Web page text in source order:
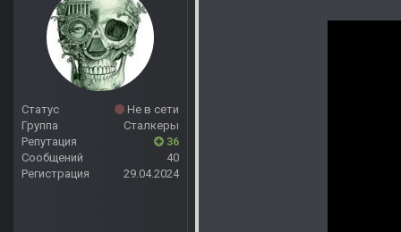
Статус
Не в сети
Группа
Сталкеры
Репутация
36
Сообщений
40
Регистрация
29.04.2024